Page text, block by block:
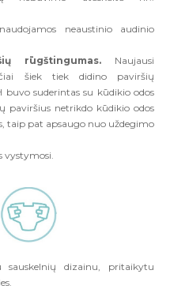
neaustinio audinio
rūgštingumas.Naujausi
šiek tiek didino paviršių
suderintas su kūdikio odos
paviršius netrikdo kūdikio odos
taip pat apsaugo nuo uždegimo
vystymosi.
sauskelnių dizainu, pritaikytu